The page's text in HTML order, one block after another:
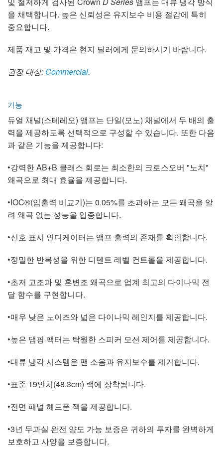
을 채택합니다. 높은 신뢰성은 유지보수 비용 절감에 특히
중요합니다.
제품 재고 및 가격은 현지 딜러에게 문의하시기 바랍니다.
권장 대상: Commercial.
기능
듀얼 채널(스테레오) 앰프는 단일(모노) 채널에서 두 배의 출
력을 제공하도록 선택적으로 구성할 수 있습니다. 또한 다음
과 같은 기능을 제공합니다:
•강력한 AB+B 클래스 회로는 최소한의 크로스오버 "노치"
왜곡으로 최대 효율을 제공합니다.
•IOC®(입출력 비교기)는 0.05%를 초과하는 모든 왜곡을 알
려 왜곡 없는 성능을 입증합니다.
•신호 표시 인디케이터는 앰프 출력의 존재를 확인합니다.
•정밀한 반복성을 위한 디텐트 레벨 컨트롤을 제공합니다.
•초저 고조파 및 혼변조 왜곡으로 업계 최고의 다이나믹 전
달 함수를 구현합니다.
•매우 낮은 노이즈와 넓은 다이나믹 레인지를 제공합니다.
•높은 댐핑 팩터는 탁월한 스피커 모션 제어를 제공합니다.
•대류 냉각 시스템은 팬 소음과 유지보수를 제거합니다.
•표준 19인치(48.3cm) 랙에 장착됩니다.
•전면 패널 헤드폰 잭을 제공합니다.
•3년 무과실 완전 양도 가능 보증은 귀하의 투자를 완벽하게
보호하고 사양을 보증합니다.